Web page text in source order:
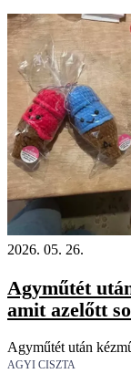
2026. 05. 26.
Agyműtét
amit azelőtt
Agyműtét után
AGYI CISZTA